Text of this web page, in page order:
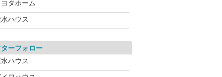
タホーム
ハウス
ーフォロー
ハウス